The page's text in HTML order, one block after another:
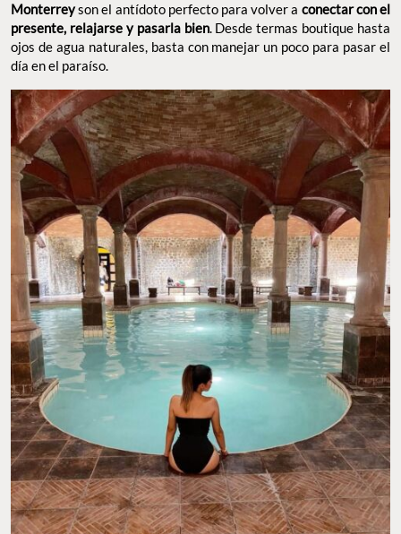
Monterreyson el antídoto perfecto para volver a conectar con el
presente, relajarse y pasarla bien. Desde termas boutique hasta
ojos de agua naturales, basta con manejar un poco para pasar el
día en el paraíso.